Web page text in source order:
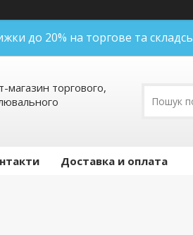
до 20% на торгове та
магазин торгового,
Доставка и оплата